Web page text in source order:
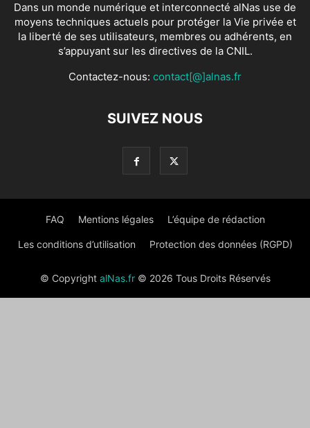
Dans un monde numérique et interconnecté alNas use de
moyens techniques actuels pour protéger la Vie privée et
la liberté de ses utilisateurs, membres ou adhérents, en
s’appuyant sur les directives de la CNIL.
Contactez-nous: contact[@]alnas.fr
SUIVEZ NOUS
FAQ Mentions légales L’équipe de rédaction
Les conditions d’utilisation Protection des données (RGPD)
© Copyright alNas.fr© 2026 Tous Droits Réservés